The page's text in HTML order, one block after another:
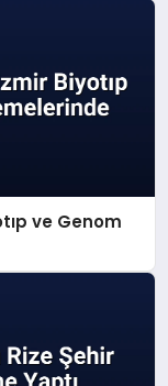
ve Genom